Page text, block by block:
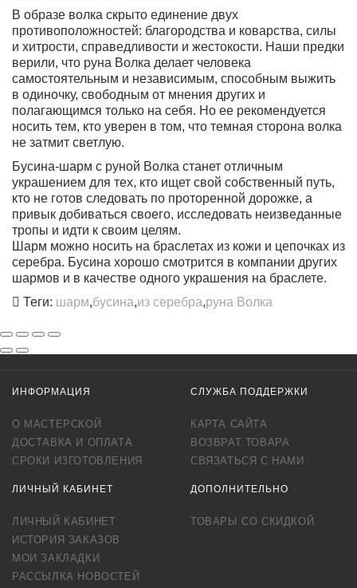
В образе волка скрыто единение двух
противоположностей: благородства и коварства, силы
и хитрости, справедливости и жестокости. Наши предки
верили, что руна Волка делает человека
самостоятельным и независимым, способным выжить
в одиночку, свободным от мнения других и
полагающимся только на себя. Но ее рекомендуется
носить тем, кто уверен в том, что темная сторона волка
не затмит светлую.
Бусина-шарм с руной Волка станет отличным
украшением для тех, кто ищет свой собственный путь,
кто не готов следовать по проторенной дорожке, а
привык добиваться своего, исследовать неизведанные
тропы и идти к своим целям.
Шарм можно носить на браслетах из кожи и цепочках из
серебра. Бусина хорошо смотрится в компании других
шармов и в качестве одного украшения на браслете.
Теги: шарм,бусина,из серебра,руна Волка
ИНФОРМАЦИЯ
О МАСТЕРСКОЙ
ДОСТАВКА И ОПЛАТА
СРОКИ ИЗГОТОВЛЕНИЯ
СЛУЖБА ПОДДЕРЖКИ
КАРТА САЙТА
ВОЗВРАТ ТОВАРА
СВЯЗАТЬСЯ С НАМИ
ЛИЧНЫЙ КАБИНЕТ
ЛИЧНЫЙ КАБИНЕТ
ИСТОРИЯ ЗАКАЗОВ
МОИ ЗАКЛАДКИ
РАССЫЛКА НОВОСТЕЙ
ДОПОЛНИТЕЛЬНО
ТОВАРЫ СО СКИДКОЙ